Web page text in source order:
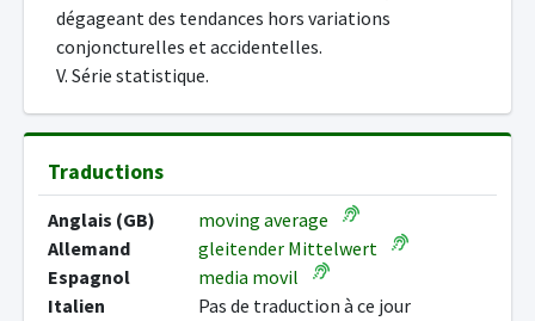
dégageant des tendances hors variations
conjoncturelles et accidentelles.
V. Série statistique.
Traductions
Anglais (GB)
moving average
Allemand
gleitender Mittelwert
Espagnol
media movil
Italien
Pas de traduction à ce jour